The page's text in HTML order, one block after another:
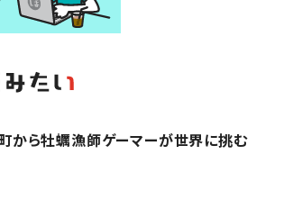
から牡蠣漁師ゲーマーが世界に挑む